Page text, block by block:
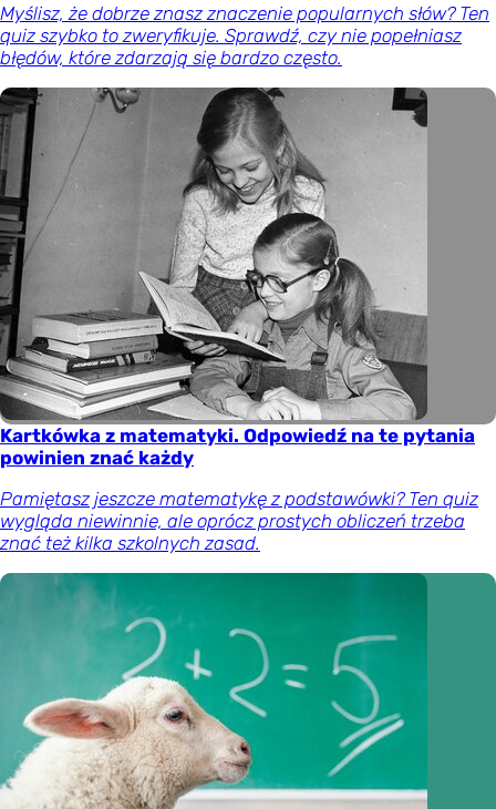
Myślisz, że dobrze znasz znaczenie popularnych słów? Ten
quiz szybko to zweryfikuje. Sprawdź, czy nie popełniasz
błędów, które zdarzają się bardzo często.
Kartkówka z matematyki. Odpowiedź na te pytania
powinien znać każdy
Pamiętasz jeszcze matematykę z podstawówki? Ten quiz
wygląda niewinnie, ale oprócz prostych obliczeń trzeba
znać też kilka szkolnych zasad.